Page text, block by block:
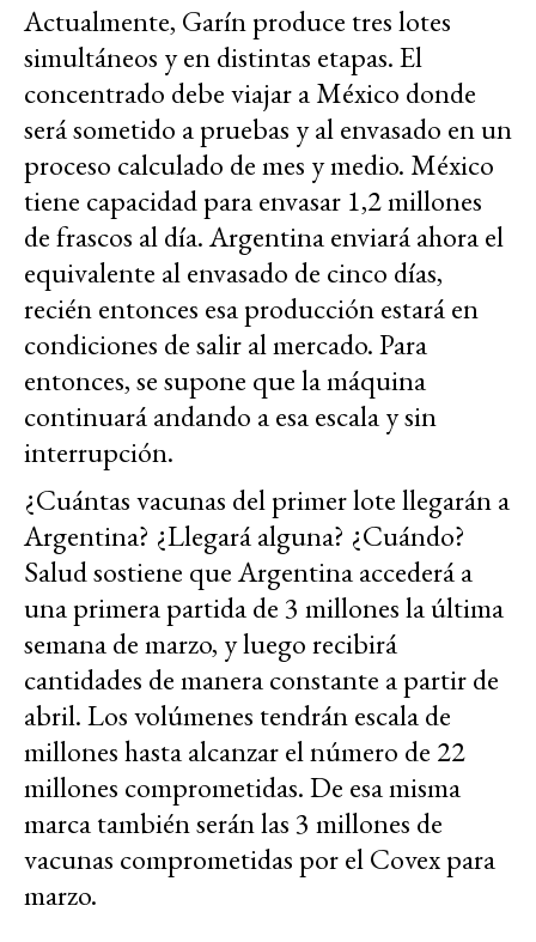
Actualmente, Garín produce tres lotes
simultáneos y en distintas etapas. El
concentrado debe viajar a México donde
será sometido a pruebas y al envasado en un
proceso calculado de mes y medio. México
tiene capacidad para envasar 1,2 millones
de frascos al día. Argentina enviará ahora el
equivalente al envasado de cinco días,
recién entonces esa producción estará en
condiciones de salir al mercado. Para
entonces, se supone que la máquina
continuará andando a esa escala y sin
interrupción.
¿Cuántas vacunas del primer lote llegarán a
Argentina? ¿Llegará alguna? ¿Cuándo?
Salud sostiene que Argentina accederá a
una primera partida de 3 millones la última
semana de marzo, y luego recibirá
cantidades de manera constante a partir de
abril. Los volúmenes tendrán escala de
millones hasta alcanzar el número de 22
millones comprometidas. De esa misma
marca también serán las 3 millones de
vacunas comprometidas por el Covex para
marzo.